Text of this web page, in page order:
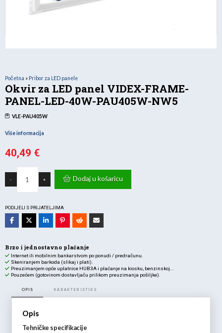
Početna » Pribor za LED panele
Okvir za LED panel VIDEX-FRAME-
PANEL-LED-40W-PAU405W-NW5
VLE-PAU405W
Više informacija
40,49 €
-
panel
VIDEX-
LED-
PAU405W-
NW5
+ Dodaj u košaricu
PODIJELI S PRIJATELJIMA
Brzo i jednostavno plaćanje
Internet ili mobilnim bankarstvom po ponudi / predračunu.
Skeniranjem barkoda (slikaj i plati).
Preuzimanjem opće uplatnice HUB3A i plaćanje na kiosku, benzinskoj...
Pouzećem (gotovinom dostavljaču prilikom preuzimanja pošiljke).
OPIS KARAKTERISTIKE
Opis
Tehničke specifikacije